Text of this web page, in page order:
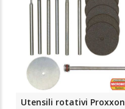
Utensili rotativi Proxxon